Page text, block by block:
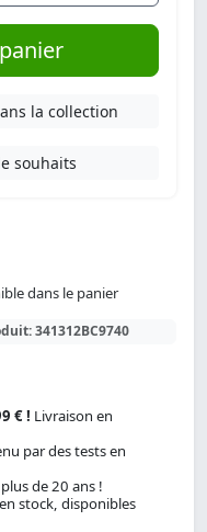
dans le panier
341312BC9740
€ ! Livraison en
par des tests en
de 20 ans !
en stock, disponibles
la collection
souhaits